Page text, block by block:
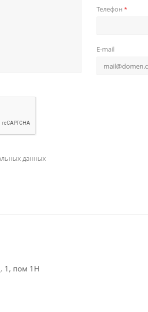
Телефон *
E-mail
данных
1, пом 1Н